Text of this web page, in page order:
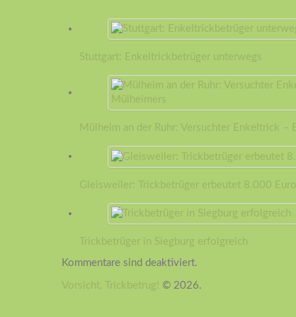
Stuttgart: Enkeltrickbetrüger unterwegs
Mülheim an der Ruhr: Versuchter Enkeltrick
Gleisweiler: Trickbetrüger erbeutet 8.000 Euro
Trickbetrüger in Siegburg erfolgreich
Kommentare sind deaktiviert.
Vorsicht, Trickbetrug! © 2026.